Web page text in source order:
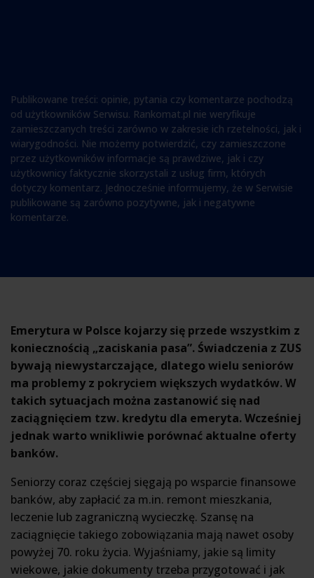
Publikowane treści: opinie, pytania czy komentarze pochodzą
od użytkowników Serwisu. Rankomat.pl nie weryfikuje
zamieszczanych treści zarówno w zakresie ich rzetelności, jak i
wiarygodności. Nie możemy potwierdzić, czy zamieszczone
przez użytkowników informacje są prawdziwe, jak i czy
użytkownicy faktycznie skorzystali z usług firm, których
dotyczy komentarz. Jednocześnie informujemy, że w Serwisie
publikowane są zarówno pozytywne, jak i negatywne
komentarze.
Emerytura w Polsce kojarzy się przede wszystkim z
koniecznością „zaciskania pasa”. Świadczenia z ZUS
bywają niewystarczające, dlatego wielu seniorów
ma problemy z pokryciem większych wydatków. W
takich sytuacjach można zastanowić się nad
zaciągnięciem tzw. kredytu dla emeryta. Wcześniej
jednak warto wnikliwie porównać aktualne oferty
banków.
Seniorzy coraz częściej sięgają po wsparcie finansowe
banków, aby zapłacić za m.in. remont mieszkania,
leczenie lub zagraniczną wycieczkę. Szansę na
zaciągnięcie takiego zobowiązania mają nawet osoby
powyżej 70. roku życia. Wyjaśniamy, jakie są limity
wiekowe, jakie dokumenty trzeba przygotować i jak